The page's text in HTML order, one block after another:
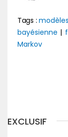
Tags :
bayésienne |
Markov
EXCLUSIF